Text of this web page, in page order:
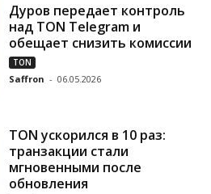
Дуров передает контроль
над TON Telegram и
обещает снизить комиссии
TON
Saffron - 06.05.2026
TON ускорился в 10 раз:
транзакции стали
мгновенными после
обновления